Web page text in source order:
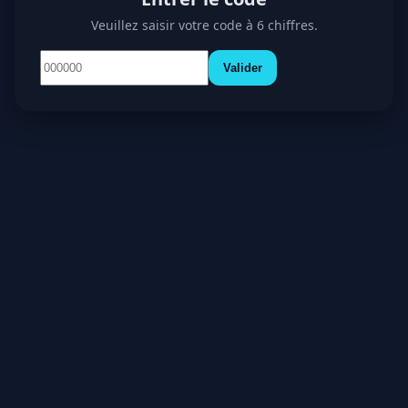
Veuillez saisir votre code à 6 chiffres.
Valider